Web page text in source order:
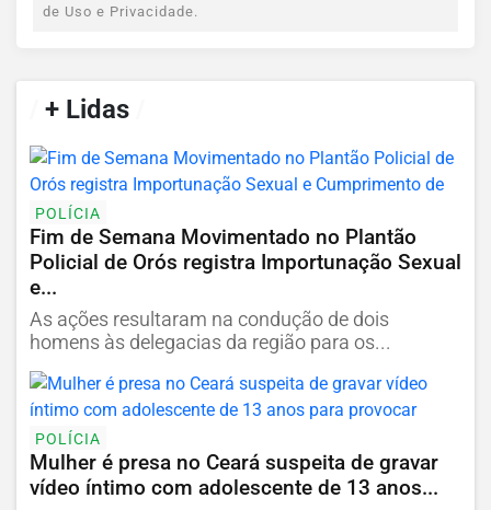
de Uso e Privacidade.
+ Lidas
POLÍCIA
Fim de Semana Movimentado no Plantão
Policial de Orós registra Importunação Sexual
e...
As ações resultaram na condução de dois
homens às delegacias da região para os...
POLÍCIA
Mulher é presa no Ceará suspeita de gravar
vídeo íntimo com adolescente de 13 anos...